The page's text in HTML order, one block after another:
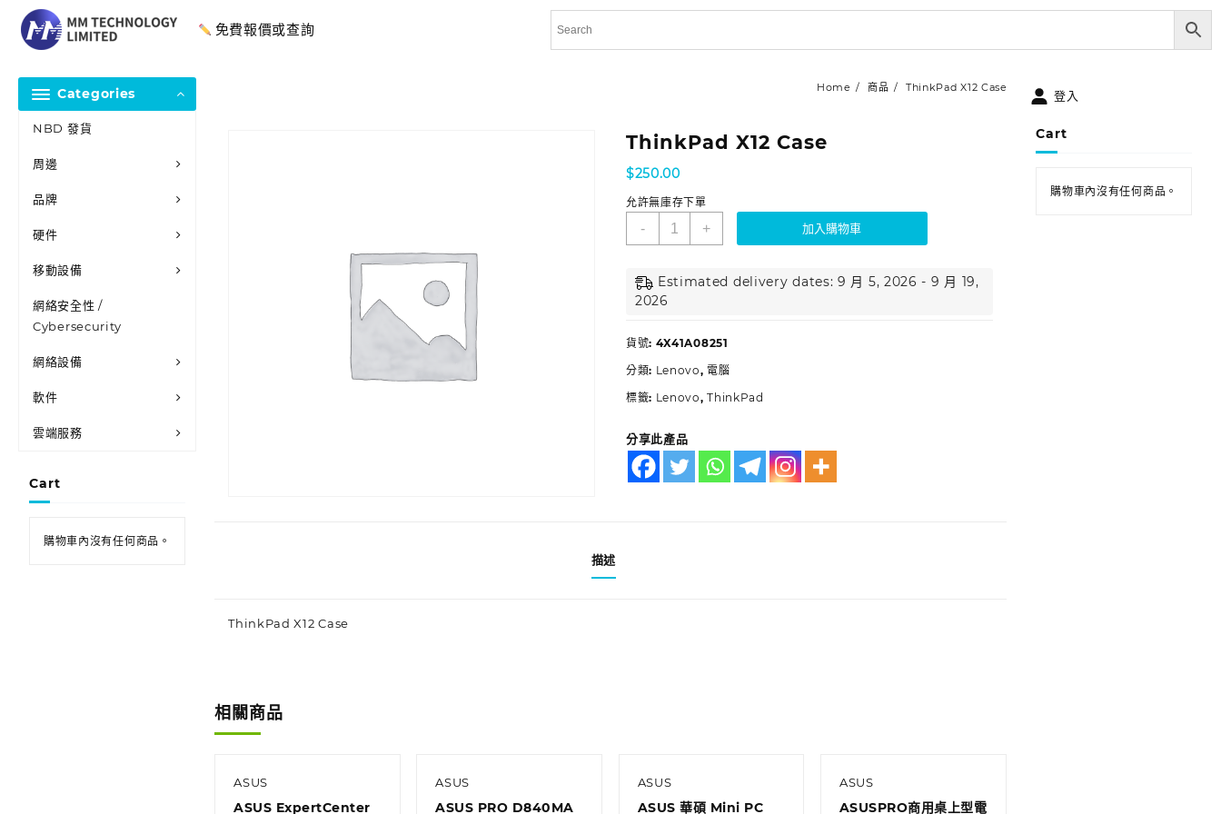
免費報價或查詢
Categories
NBD 發貨
周邊
品牌
硬件
移動設備
網絡安全性 /
Cybersecurity
網絡設備
軟件
雲端服務
Cart
購物車內沒有任何商品。
Home 商品 ThinkPad X12 Case
ThinkPad X12 Case
$250.00
允許無庫存下單
- + 加入購物車
Estimated delivery dates: 9 月 5, 2026 - 9 月 19,
2026
貨號: 4X41A08251
分類: Lenovo, 電腦
標籤: Lenovo,ThinkPad
分享此產品
描述
ThinkPad X12 Case
相關商品
ASUS
ASUS ExpertCenter
ASUS
ASUS PRO D840MA
ASUS
ASUS 華碩 Mini PC
ASUS
ASUSPRO商用桌上型電
登入
Cart
購物車內沒有任何商品。